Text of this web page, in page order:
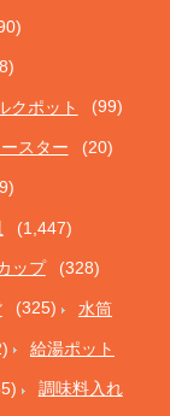
クポット (99)
スター (20)
(1,447)
ップ (328)
(325) 水筒
給湯ポット
調味料入れ